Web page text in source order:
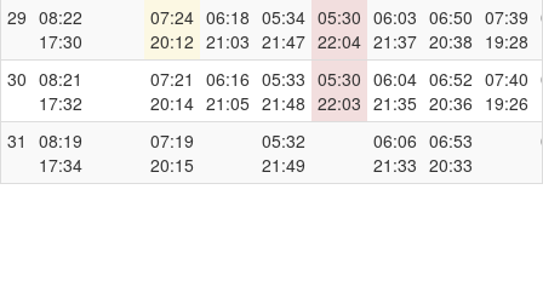
29 08:22
17:30
07:24
20:12
06:18
21:03
05:34
21:47
05:30
22:04
06:03
21:37
06:50
20:38
07:39
19:28
30 08:21
17:32
07:21
20:14
06:16
21:05
05:33
21:48
05:30
22:03
06:04
21:35
06:52
20:36
07:40
19:26
31
08:19
17:34
07:19
20:15
05:32
21:49
06:06
21:33
06:53
20:33